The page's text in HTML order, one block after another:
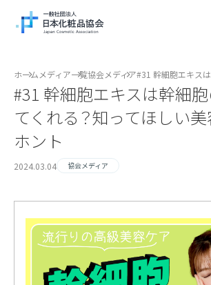
ホーム メディア一覧協会メディア#31 幹細胞エキス
#31 幹細胞エキスは幹細
てくれる？知ってほしい
ホント
2024.03.04 協会メディア